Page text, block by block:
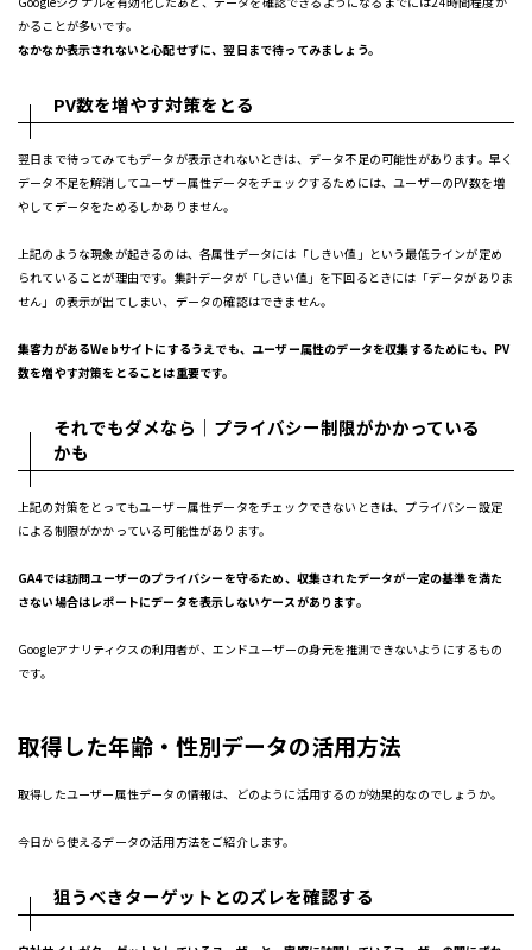
かることが多いです。
なかなか表示されないと心配せずに、翌日まで待ってみましょう。
PV数を増やす対策をとる
翌日まで待ってみてもデータが表示されないときは、データ不足の可能性があります。早く
データ不足を解消してユーザー属性データをチェックするためには、ユーザーのPV数を増
やしてデータをためるしかありません。
上記のような現象が起きるのは、各属性データには「しきい値」という最低ラインが定め
られていることが理由です。集計データが「しきい値」を下回るときには「データがありま
せん」の表示が出てしまい、データの確認はできません。
集客力があるWebサイトにするうえでも、ユーザー属性のデータを収集するためにも、PV
数を増やす対策をとることは重要です。
それでもダメなら｜プライバシー制限がかかっている
かも
上記の対策をとってもユーザー属性データをチェックできないときは、プライバシー設定
による制限がかかっている可能性があります。
GA4では訪問ユーザーのプライバシーを守るため、収集されたデータが一定の基準を満た
さない場合はレポートにデータを表示しないケースがあります。
Googleアナリティクスの利用者が、エンドユーザーの身元を推測できないようにするもの
です。
取得した年齢・性別データの活用方法
取得したユーザー属性データの情報は、どのように活用するのが効果的なのでしょうか。
今日から使えるデータの活用方法をご紹介します。
狙うべきターゲットとのズレを確認する